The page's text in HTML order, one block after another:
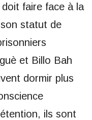
faire face à la
son statut de
et Billo Bah
dormir plus
ils sont